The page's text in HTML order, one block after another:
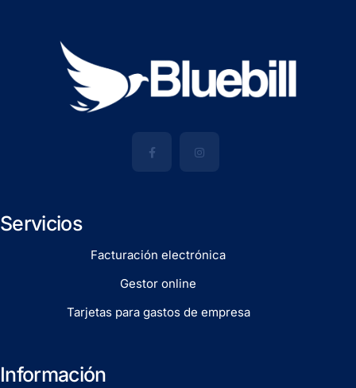
Servicios
Facturación electrónica
Gestor online
Tarjetas para gastos de empresa
Información